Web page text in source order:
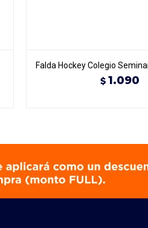
Falda Hockey Colegio
$ 1.090